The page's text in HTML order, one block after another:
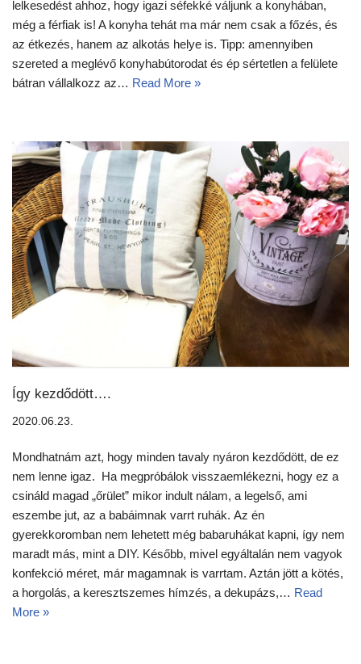
lelkesedést ahhoz, hogy igazi séfekké váljunk a konyhában,
még a férfiak is! A konyha tehát ma már nem csak a főzés, és
az étkezés, hanem az alkotás helye is. Tipp: amennyiben
szereted a meglévő konyhabútorodat és ép sértetlen a felülete
bátran vállalkozz az… Read More »
Így kezdődött….
2020.06.23.
Mondhatnám azt, hogy minden tavaly nyáron kezdődött, de ez
nem lenne igaz. Ha megpróbálok visszaemlékezni, hogy ez a
csináld magad „őrület” mikor indult nálam, a legelső, ami
eszembe jut, az a babáimnak varrt ruhák. Az én
gyerekkoromban nem lehetett még babaruhákat kapni, így nem
maradt más, mint a DIY. Később, mivel egyáltalán nem vagyok
konfekció méret, már magamnak is varrtam. Aztán jött a kötés,
a horgolás, a keresztszemes hímzés, a dekupázs,… Read
More »